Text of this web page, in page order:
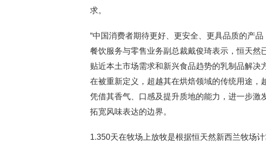
求。
“中国消费者期待更好、更安全、更具品质的产
餐饮服务与零售业务副总裁戴俊琦表示，恒天
贴近本土市场需求和新兴食品趋势的乳制品解
在被重新定义，超越其在烘焙领域的传统用途
凭借其香气、口感及提升质地的能力，进一步
拓宽风味表达的边界。
1.350天在牧场上放牧是根据恒天然新西兰牧场计